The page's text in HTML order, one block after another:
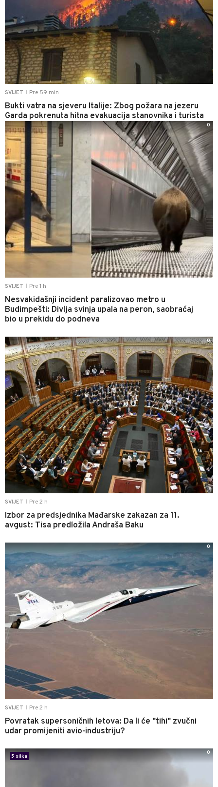
SVIJET Pre 59 min
Bukti vatra na sjeveru Italije: Zbog požara na jezeru
Garda pokrenuta hitna evakuacija stanovnika i turista
SVIJET Pre 1 h
Nesvakidašnji incident paralizovao metro u
Budimpešti: Divlja svinja upala na peron, saobraćaj
bio u prekidu do podneva
0
SVIJET Pre 2 h
Izbor za predsjednika Mađarske zakazan za 11.
avgust: Tisa predložila Andraša Baku
0
SVIJET Pre 2 h
Povratak supersoničnih letova: Da li će "tihi" zvučni
udar promijeniti avio-industriju?
0
5 slika
0